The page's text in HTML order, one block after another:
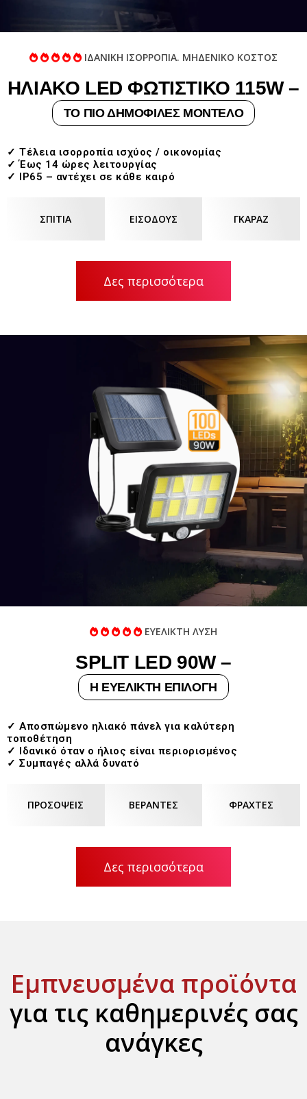
ΙΔΑΝΙΚΗ ΙΣΟΡΡΟΠΙΑ. ΜΗΔΕΝΙΚΟ ΚΟΣΤΟΣ
ΗΛΙΑΚΟ LED ΦΩΤΙΣΤΙΚΟ 115W –
ΤΟ ΠΙΟ ΔΗΜΟΦΙΛΕΣ ΜΟΝΤΕΛΟ
✓ Τέλεια ισορροπία ισχύος / οικονομίας
✓ Έως 14 ώρες λειτουργίας
✓ IP65 – αντέχει σε κάθε καιρό
ΣΠΙΤΙΑ ΕΙΣΟΔΟΥΣ ΓΚΑΡΑΖ
Δες περισσότερα
ΕΥΕΛΙΚΤΗ ΛΥΣΗ
SPLIT LED 90W –
Η ΕΥΕΛΙΚΤΗ ΕΠΙΛΟΓΗ
✓ Αποσπώμενο ηλιακό πάνελ για καλύτερη
τοποθέτηση
✓ Ιδανικό όταν ο ήλιος είναι περιορισμένος
✓ Συμπαγές αλλά δυνατό
ΠΡΟΣΟΨΕΙΣ ΒΕΡΑΝΤΕΣ ΦΡΑΧΤΕΣ
Δες περισσότερα
Εμπνευσμένα προϊόντα
για τις καθημερινές σας
ανάγκες